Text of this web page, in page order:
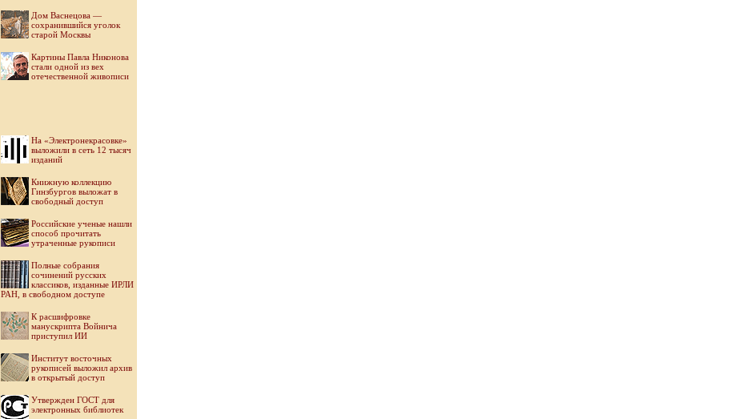
Дом Васнецова —
сохранившийся уголок
старой Москвы
Картины Павла Никонова
стали одной из вех
отечественной живописи
На «Электронекрасовке»
выложили в сеть 12 тысяч
изданий
Книжную коллекцию
Гинзбургов выложат в
свободный доступ
Российские ученые нашли
способ прочитать
утраченные рукописи
Полные собрания
сочинений русских
классиков, изданные ИРЛИ
РАН, в свободном доступе
К расшифровке
манускрипта Войнича
приступил ИИ
Институт восточных
рукописей выложил архив
в открытый доступ
Утвержден ГОСТ для
электронных библиотек